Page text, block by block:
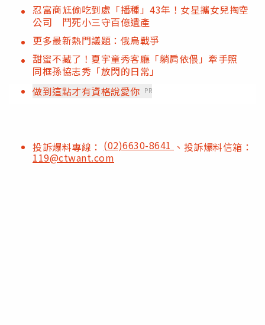
忍富商尪偷吃到處「播種」43年！女星攜女兒掏空
公司 鬥死小三守百億遺產
更多最新熱門議題：俄烏戰爭
甜蜜不藏了！夏宇童秀客廳「躺肩依偎」牽手照
同框孫協志秀「放閃的日常」
做到這點才有資格說愛你 PR
投訴爆料專線： (02)6630-8641 、投訴爆料信箱：
119@ctwant.com